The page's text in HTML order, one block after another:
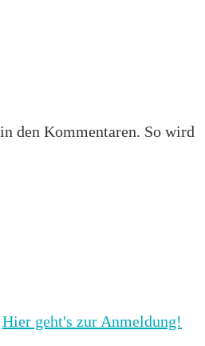
den Kommentaren. So wird
Hier geht's zur Anmeldung!